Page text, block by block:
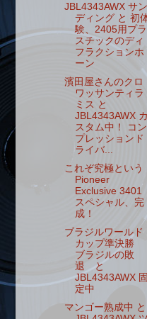
JBL4343AWX サン
ディング と 初
験、2405用プラ
スチックのディ
フラクションホ
ーン
濱田屋さんのクロ
ワッサンティラ
ミス と
JBL4343AWX
スタム中！ コン
プレッションド
ライバ...
これぞ究極という
Pioneer
Exclusive 3401
スペシャル、完
成！
ブラジルワールド
カップ準決勝
ブラジルの敗
退 と
JBL4343AWX
定中
マンゴー熟成中 と